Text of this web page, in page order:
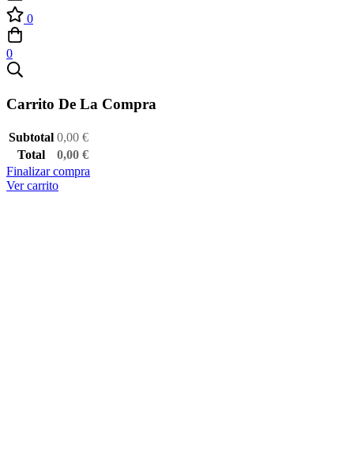
0
0
Carrito De La Compra
Subtotal 0,00 €
Total
0,00 €
Finalizar compra
Ver carrito